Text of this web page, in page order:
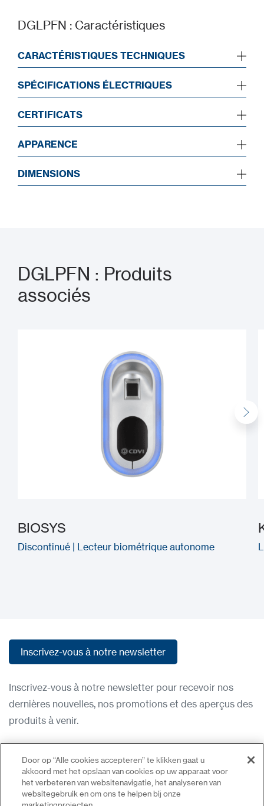
DGLPFN : Caractéristiques
CARACTÉRISTIQUES TECHNIQUES
SPÉCIFICATIONS ÉLECTRIQUES
CERTIFICATS
APPARENCE
DIMENSIONS
DGLPFN : Produits
associés
BIOSYS
Discontinué | Lecteur biométrique autonome
Inscrivez-vous à notre newsletter
Inscrivez-vous à notre newsletter pour recevoir nos
dernières nouvelles, nos promotions et des aperçus des
produits à venir.
Condititions d'utilisation
Politique de confidentialité
Nous contacter
Door op “Alle cookies accepteren” te klikken gaat u
akkoord met het opslaan van cookies op uw apparaat voor
het verbeteren van websitenavigatie, het analyseren van
websitegebruik en om ons te helpen bij onze